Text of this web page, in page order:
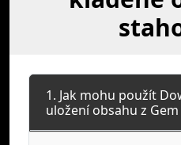
1. Jak mohu použít
uložení obsahu z Gem